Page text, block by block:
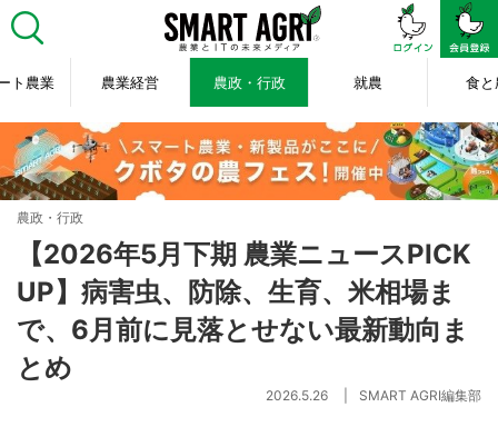
ト農業 農業経営 農政・行政 就農 食と
農政・行政
【2026年5月下期 農業ニュースPICK
UP】病害虫、防除、生育、米相場ま
で、6月前に見落とせない最新動向ま
とめ
2026.5.26 SMART AGRI編集部